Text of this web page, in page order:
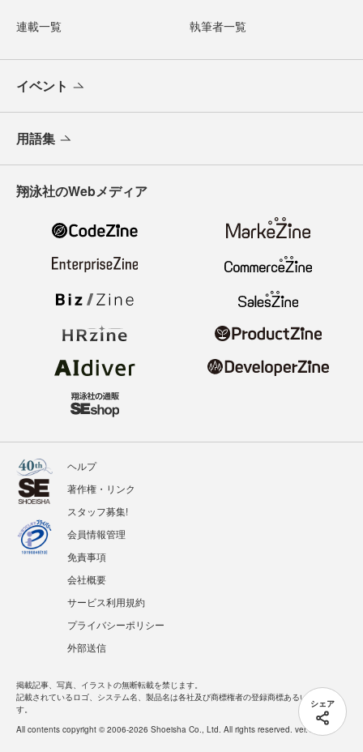
シェア
連載一覧 執筆者一覧
イベント
用語集
翔泳社のWebメディア
ヘルプ
著作権・リンク
スタッフ募集!
会員情報管理
免責事項
会社概要
サービス利用規約
プライバシーポリシー
外部送信
掲載記事、写真、イラストの無断転載を禁じます。
記載されているロゴ、システム名、製品名は各社及び商標権者の登録商標あるいは商標で
す。
All contents copyright © 2006-2026 Shoeisha Co., Ltd. All rights reserved. ver.1.5